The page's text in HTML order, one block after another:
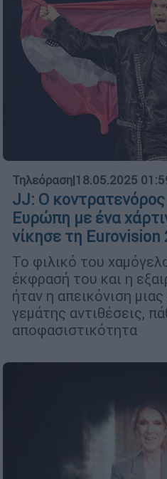
Τηλεόραση|18.05.2025
JJ: Ο
Ευρώπη με ένα
νίκησε τη Eurovision
Το φιλικό του
έκφρασή του και η
ήταν η απεικόνιση
γεμάτης αντιθέσεις,
αποφασιστικότητα